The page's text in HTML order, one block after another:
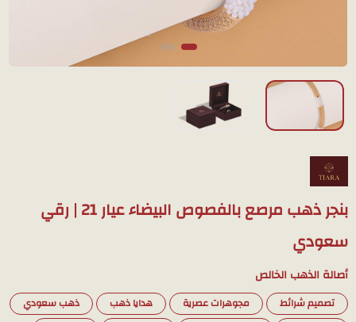
بنجر ذهب مرصع بالفصوص البيضاء عيار 21 | رقي
سعودي
أصالة الذهب الخالص
تصميم شرائط مجوهرات عصرية هدايا ذهب
ذهب سعودي